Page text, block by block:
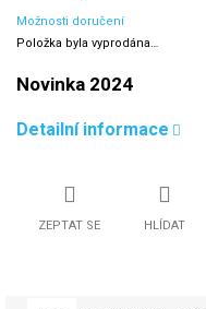
Možnosti doručení
Položka byla vyprodána…
Novinka 2024
Detailní informace
ZEPTAT SE HLÍDAT